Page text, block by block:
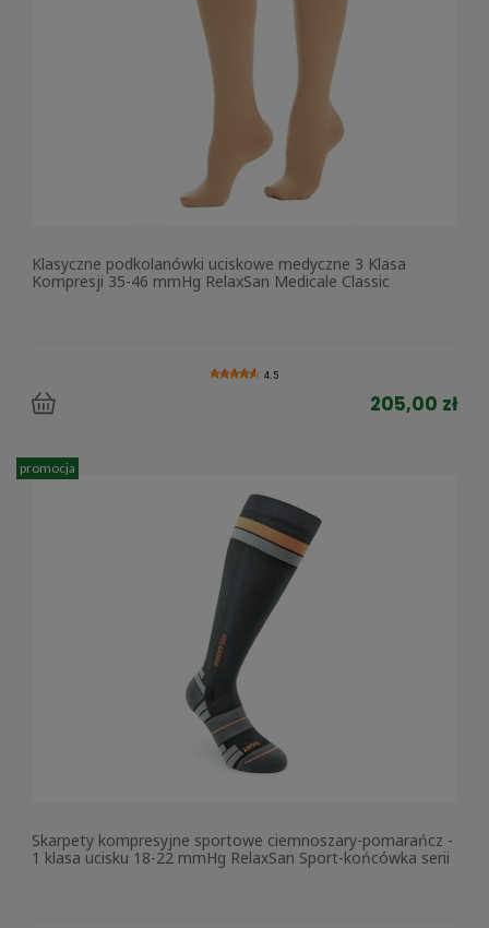
Klasyczne podkolanówki uciskowe medyczne 3 Klasa
Kompresji 35-46 mmHg RelaxSan Medicale Classic
4.5
205,00 zł
Skarpety kompresyjne sportowe ciemnoszary-pomarańcz -
1 klasa ucisku 18-22 mmHg RelaxSan Sport-końcówka serii
promocja